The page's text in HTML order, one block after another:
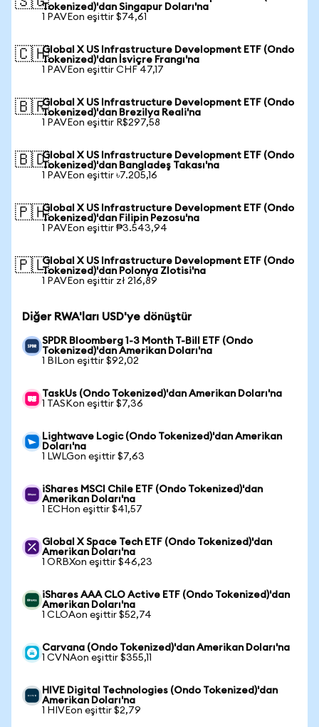
Tokenized)'dan Singapur Doları'na
1 PAVEon eşittir $74,61
🇨🇭Global X US Infrastructure Development ETF (Ondo
Tokenized)'dan İsviçre Frangı'na
1 PAVEon eşittir CHF 47,17
🇧🇷Global X US Infrastructure Development ETF (Ondo
Tokenized)'dan Brezilya Reali'na
1 PAVEon eşittir R$297,58
🇧🇩Global X US Infrastructure Development ETF (Ondo
Tokenized)'dan Bangladeş Takası'na
1 PAVEon eşittir ৳7.205,16
🇵🇭Global X US Infrastructure Development ETF (Ondo
Tokenized)'dan Filipin Pezosu'na
1 PAVEon eşittir ₱3.543,94
🇵🇱Global X US Infrastructure Development ETF (Ondo
Tokenized)'dan Polonya Zlotisi'na
1 PAVEon eşittir zł 216,89
Diğer RWA'ları USD'ye dönüştür
SPDR Bloomberg 1-3 Month T-Bill ETF (Ondo
Tokenized)'dan Amerikan Doları'na
1 BILon eşittir $92,02
TaskUs (Ondo Tokenized)'dan Amerikan Doları'na
1 TASKon eşittir $7,36
Lightwave Logic (Ondo Tokenized)'dan Amerikan
Doları'na
1 LWLGon eşittir $7,63
iShares MSCI Chile ETF (Ondo Tokenized)'dan
Amerikan Doları'na
1 ECHon eşittir $41,57
Global X Space Tech ETF (Ondo Tokenized)'dan
Amerikan Doları'na
1 ORBXon eşittir $46,23
iShares AAA CLO Active ETF (Ondo Tokenized)'dan
Amerikan Doları'na
1 CLOAon eşittir $52,74
Carvana (Ondo Tokenized)'dan Amerikan Doları'na
1 CVNAon eşittir $355,11
HIVE Digital Technologies (Ondo Tokenized)'dan
Amerikan Doları'na
1 HIVEon eşittir $2,79